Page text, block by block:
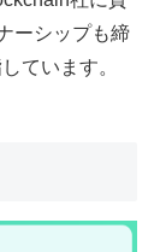
ーシップも締
ています。